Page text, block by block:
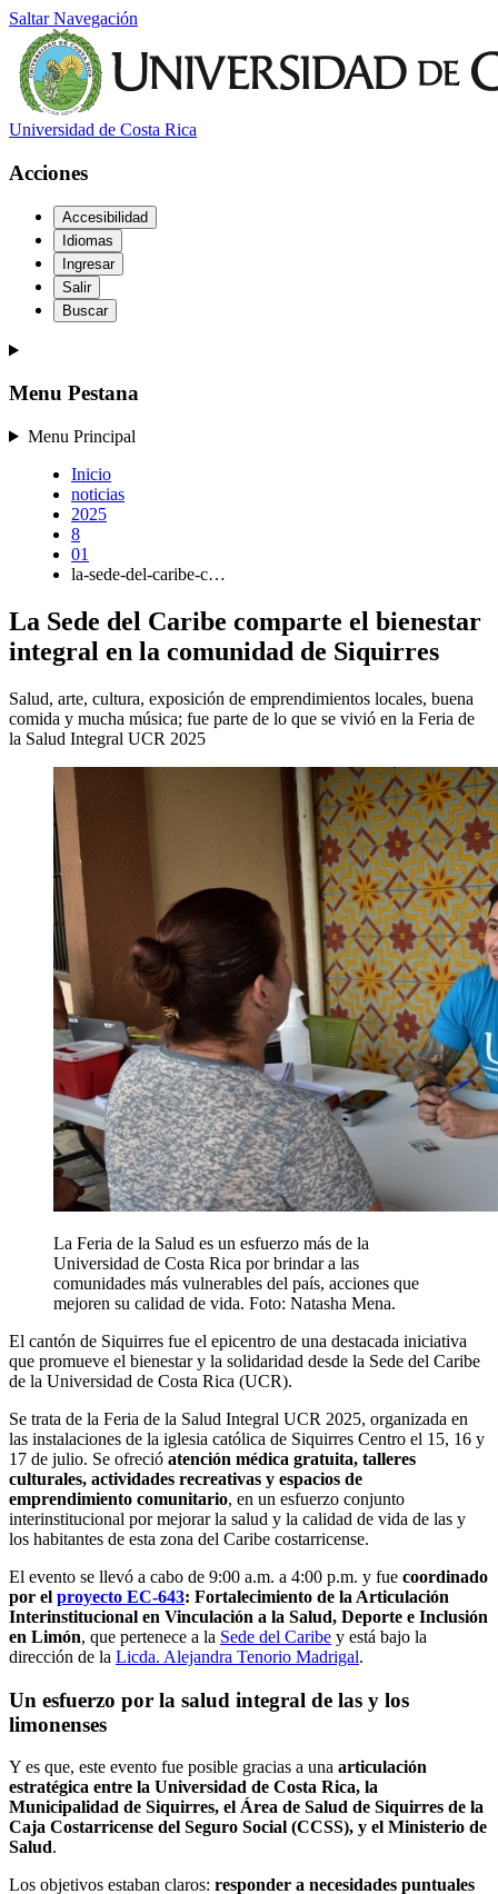
Saltar Navegación
Universidad de Costa Rica
Acciones
Accesibilidad
Idiomas
Ingresar
Salir
Buscar
Menu Pestana
Menu Principal
Inicio
noticias
2025
8
01
la-sede-del-caribe-c…
La Sede del Caribe comparte el bienestar
integral en la comunidad de Siquirres
Salud, arte, cultura, exposición de emprendimientos locales, buena
comida y mucha música; fue parte de lo que se vivió en la Feria de
la Salud Integral UCR 2025
La Feria de la Salud es un esfuerzo más de la
Universidad de Costa Rica por brindar a las
comunidades más vulnerables del país, acciones que
mejoren su calidad de vida. Foto: Natasha Mena.
El cantón de Siquirres fue el epicentro de una destacada iniciativa
que promueve el bienestar y la solidaridad desde la Sede del Caribe
de la Universidad de Costa Rica (UCR).
Se trata de la Feria de la Salud Integral UCR 2025, organizada en
las instalaciones de la iglesia católica de Siquirres Centro el 15, 16 y
17 de julio. Se ofreció atención médica gratuita, talleres
culturales, actividades recreativas y espacios de
emprendimiento comunitario, en un esfuerzo conjunto
interinstitucional por mejorar la salud y la calidad de vida de las y
los habitantes de esta zona del Caribe costarricense.
El evento se llevó a cabo de 9:00 a.m. a 4:00 p.m. y fue coordinado
por el proyecto EC-643: Fortalecimiento de la Articulación
Interinstitucional en Vinculación a la Salud, Deporte e Inclusión
en Limón, que pertenece a la Sede del Caribe y está bajo la
dirección de la Licda. Alejandra Tenorio Madrigal.
Un esfuerzo por la salud integral de las y los
limonenses
Y es que, este evento fue posible gracias a una articulación
estratégica entre la Universidad de Costa Rica, la
Municipalidad de Siquirres, el Área de Salud de Siquirres de la
Caja Costarricense del Seguro Social (CCSS), y el Ministerio de
Salud.
Los objetivos estaban claros: responder a necesidades puntuales